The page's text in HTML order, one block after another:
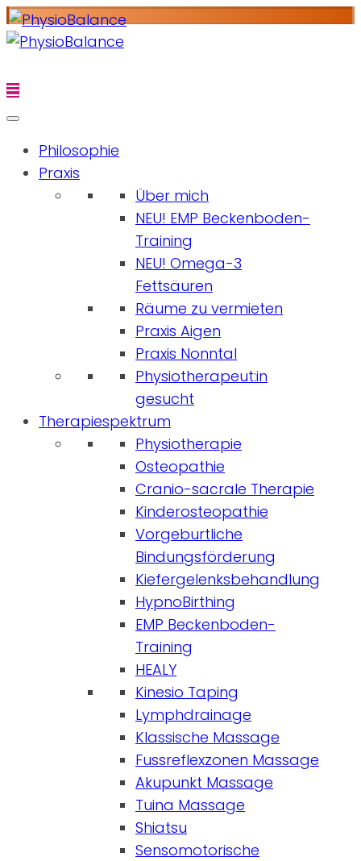
Philosophie
Praxis
Über mich
NEU! EMP Beckenboden-
Training
NEU! Omega-3
Fettsäuren
Räume zu vermieten
Praxis Aigen
Praxis Nonntal
Physiotherapeut:in
gesucht
Therapiespektrum
Physiotherapie
Osteopathie
Cranio-sacrale Therapie
Kinderosteopathie
Vorgeburtliche
Bindungsförderung
Kiefergelenksbehandlung
HypnoBirthing
EMP Beckenboden-
Training
HEALY
Kinesio Taping
Lymphdrainage
Klassische Massage
Fussreflexzonen Massage
Akupunkt Massage
Tuina Massage
Shiatsu
Sensomotorische